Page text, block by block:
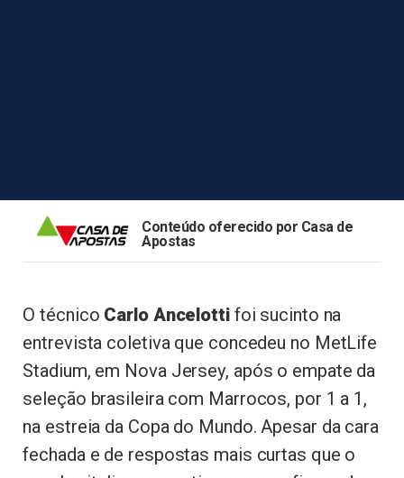
Conteúdo oferecido por Casa de
Apostas
O técnico Carlo Ancelottifoi sucinto na
entrevista coletiva que concedeu no MetLife
Stadium, em Nova Jersey, após o empate da
seleção brasileira com Marrocos, por 1 a 1,
na estreia da Copa do Mundo. Apesar da cara
fechada e de respostas mais curtas que o